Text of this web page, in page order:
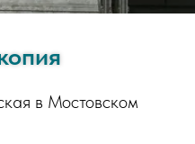
в Мостовском